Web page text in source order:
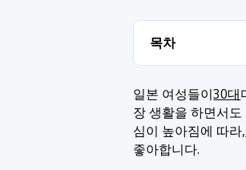
목차
1.1 1. 보석 및
1.2 2. 화장품
2. 결론
일본 여성들이30대
장 생활을 하면서
심이 높아짐에 따라,
좋아합니다.